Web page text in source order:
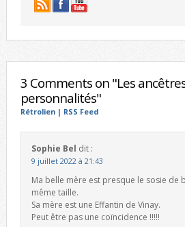
3 Comments on "Les
personnalités"
Rétrolien| RSS Feed
Sophie Bel dit :
9 juillet 2022 à 21:43
Ma belle mère est presque le sosie de
même taille.
Sa mère est une Effantin de Vinay.
Peut être pas une coïncidence !!!!!